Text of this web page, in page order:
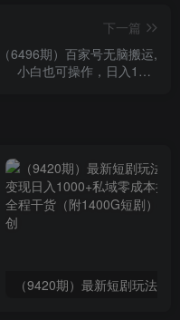
下一篇
（6496期）百家号无脑搬运,
小白也可操作，日入100-